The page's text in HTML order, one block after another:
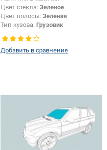
Цвет стекла:Зеленое
Цвет полосы:Зеленая
Тип кузова: Грузовик
Добавить в сравнение